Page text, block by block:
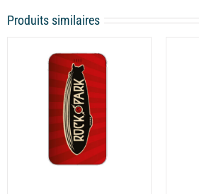
Produits similaires
CHOIX DES OPTIONS
CE
PRODUIT
A
PLUSIEURS
/ DÉTAILS